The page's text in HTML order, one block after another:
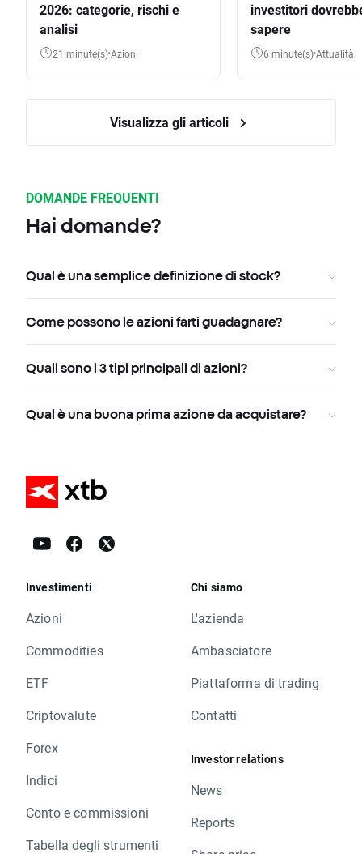
2026: categorie, rischi e
analisi
21 minute(s) Azioni
investitori
sapere
6 minute(s) Attualità
Visualizza gli articoli
DOMANDE FREQUENTI
Hai domande?
Qual è una semplice definizione di stock?
Come possono le azioni farti guadagnare?
Quali sono i 3 tipi principali di azioni?
Qual è una buona prima azione da acquistare?
Investimenti
Azioni
Commodities
ETF
Criptovalute
Forex
Indici
Conto e commissioni
Tabella degli strumenti
Chi siamo
L'azienda
Ambasciatore
Piattaforma di trading
Contatti
Investor relations
News
Reports